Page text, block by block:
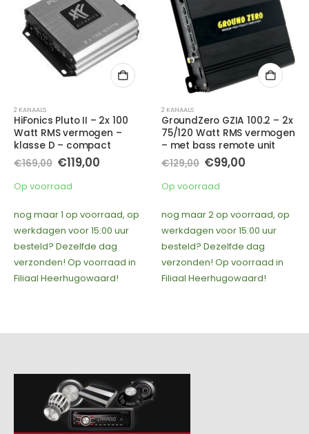
2 KANAALS
GroundZero GZIA 100.2 – 2x
75/120 Watt RMS vermogen
– met bass remote unit
€129,00 Oorspronkelijke
prijs
€99,00
Op voorraad
nog maar 2 op voorraad, op
werkdagen voor 15:00 uur
besteld? Dezelfde dag
verzonden! Op voorraad in
Filiaal Heerhugowaard!
2 KANAALS
Excalibur X275.2 – 2x 75/112
Watt RMS vermogen bij 4/
Ohm impedantie
€89,95
prijs
was:
€89,95.
€59,00
Op voorraad
nog maar 1 op voorraad, op
werkdagen voor 15:00 uur
besteld? Dezelfde dag
verzonden! Op voorraad in
Filiaal Heerhugowaard!